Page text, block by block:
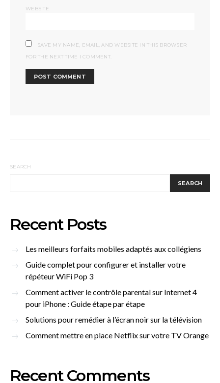
WEBSITE
SAVE MY NAME, EMAIL, AND WEBSITE IN THIS BROWSER
FOR THE NEXT TIME I COMMENT.
SEARCH
SEARCH
Recent Posts
Les meilleurs forfaits mobiles adaptés aux collégiens
Guide complet pour configurer et installer votre
répéteur WiFi Pop 3
Comment activer le contrôle parental sur Internet 4
pour iPhone : Guide étape par étape
Solutions pour remédier à l’écran noir sur la télévision
Comment mettre en place Netflix sur votre TV Orange
Recent Comments